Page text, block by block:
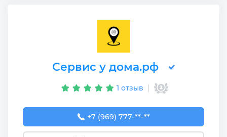
Сервис у дома.рф
1 отзыв
+7 (969) 777-50-55
+7 (969) 777-**-**